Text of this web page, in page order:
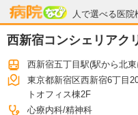
人で選べる医院
病院なび
西新宿コンシェリアク
西新宿五丁目駅(駅から北
東京都新宿区西新宿6丁目
トオフィス棟2F
心療内科 精神科